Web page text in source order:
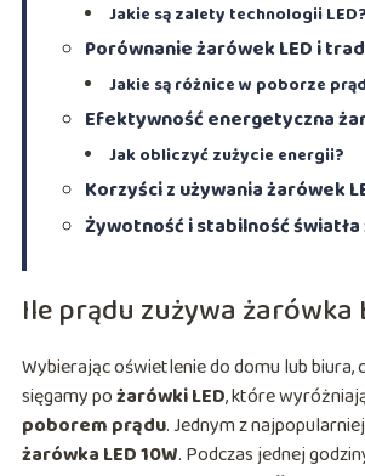
Jakie są zalety technologii LED?
Porównanie żarówek LED i
Jakie są różnice w poborze
Efektywność energetyczna
Jak obliczyć zużycie energii?
Korzyści z używania żarówek
Żywotność i stabilność światła
Ile prądu zużywa żarówka
Wybierając oświetlenie do domu lub biura,
sięgamy pożarówki LED, które
poborem prądu. Jednym z
żarówka LED 10W. Podczas jednej